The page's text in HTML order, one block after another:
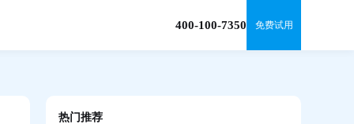
400-100-7350 免费试用
热门推荐